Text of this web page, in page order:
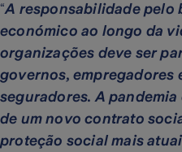
“A responsabilidade pelo
económico ao longo da
organizações deve ser
governos, empregadores
seguradores. A
de um novo contrato
proteção social mais